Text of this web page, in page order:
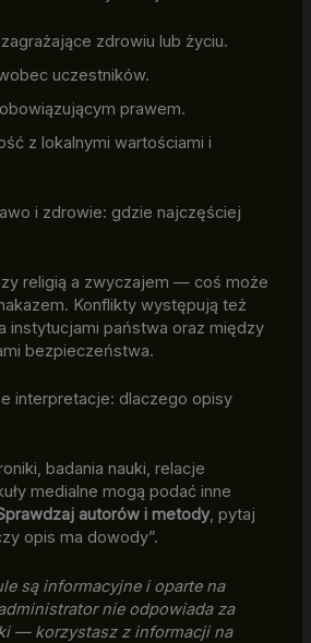
zdrowiu lub życiu.
uczestników.
prawem.
z lokalnymi wartościami i
i zdrowie: gdzie najczęściej
religią a zwyczajem — coś może
Konflikty występują też
instytucjami państwa oraz między
bezpieczeństwa.
interpretacje: dlaczego opisy
badania nauki, relacje
medialne mogą podać inne
autorów i metody, pytaj
opis ma dowody”.
są informacyjne i oparte na
nie odpowiada za
— korzystasz z informacji na